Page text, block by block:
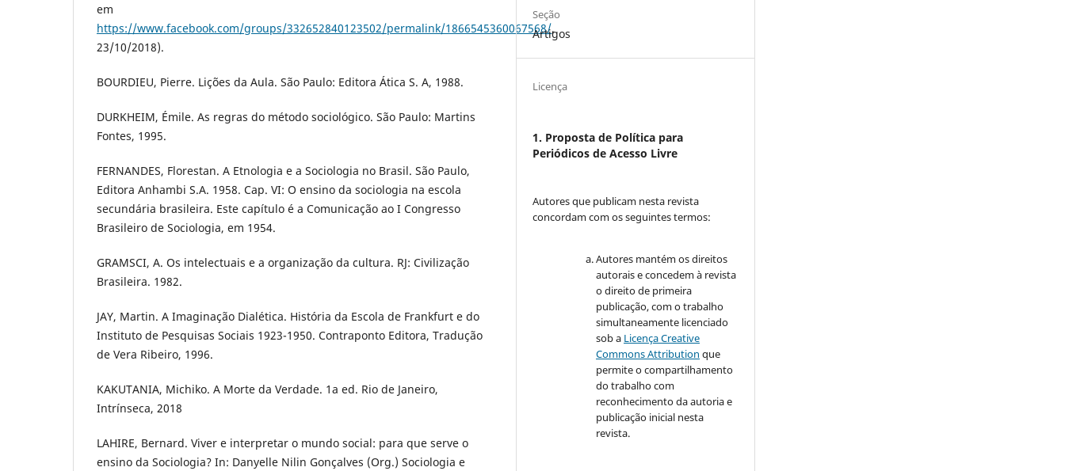
em
https://www.facebook.com/groups/332652840123502/permalink/1866545360067568/,
23/10/2018).
BOURDIEU, Pierre. Lições da Aula. São Paulo: Editora Ática S. A, 1988.
DURKHEIM, Émile. As regras do método sociológico. São Paulo: Martins
Fontes, 1995.
FERNANDES, Florestan. A Etnologia e a Sociologia no Brasil. São Paulo,
Editora Anhambi S.A. 1958. Cap. VI: O ensino da sociologia na escola
secundária brasileira. Este capítulo é a Comunicação ao I Congresso
Brasileiro de Sociologia, em 1954.
GRAMSCI, A. Os intelectuais e a organização da cultura. RJ: Civilização
Brasileira. 1982.
JAY, Martin. A Imaginação Dialética. História da Escola de Frankfurt e do
Instituto de Pesquisas Sociais 1923-1950. Contraponto Editora, Tradução
de Vera Ribeiro, 1996.
KAKUTANIA, Michiko. A Morte da Verdade. 1a ed. Rio de Janeiro,
Intrínseca, 2018
LAHIRE, Bernard. Viver e interpretar o mundo social: para que serve o
ensino da Sociologia? In: Danyelle Nilin Gonçalves (Org.) Sociologia e
Seção
Artigos
Licença
1. Proposta de Política para
Periódicos de Acesso Livre
Autores que publicam nesta revista
concordam com os seguintes termos:
Autores mantém os direitos
autorais e concedem à revista
o direito de primeira
publicação, com o trabalho
simultaneamente licenciado
sob a Licença Creative
Commons Attribution que
permite o compartilhamento
do trabalho com
reconhecimento da autoria e
publicação inicial nesta
revista.